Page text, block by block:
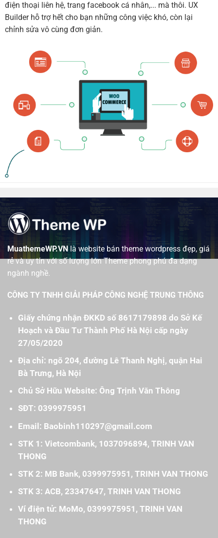
điện thoại liên hệ, trang facebook cá nhân,... mà thôi. UX
Builder hỗ trợ hết cho bạn những công việc khó, còn lại
chỉnh sửa vô cùng đơn giản.
MuathemeWP.VNlà website bán theme wordpress đẹp, giá
rẻ và uy tín với số lượng lớn Theme phong phú đa dạng
ngành nghề.
CÔNG TY TNHH GIẢI PHÁP CÔNG NGHỆ TRUNG THÔNG
Giấy chứng nhận ĐKKD số 8617179898 do Sở Kế
Hoạch và Đầu Tư Thành Phố Hà Nội cấp ngày
27/05/2020
Địa chỉ: ngõ 204, đường Lê Thanh Nghị, quận Hai
Bà Trưng, Hà Nội
Chủ Sở Hữu Website: Ông Trịnh Văn Thông
SĐT: 0399975951
Email: Baobinh110297@gmail.com
STK 1: Vietcombank, 1037096894, TRINH VAN
THONG
STK 2: MB Bank, 0399975951, TRINH VAN THONG
STK 3: ACB, 23347647, TRINH VAN THONG
Ví điện tử: MoMo, 0399975951, TRINH VAN
THONG